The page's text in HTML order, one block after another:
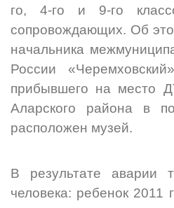
го, 4-го и 9-го
сопровождающих. Об
начальника
России
прибывшего на место
Аларского района в
расположен музей.
В результате аварии
человека: ребенок 2011